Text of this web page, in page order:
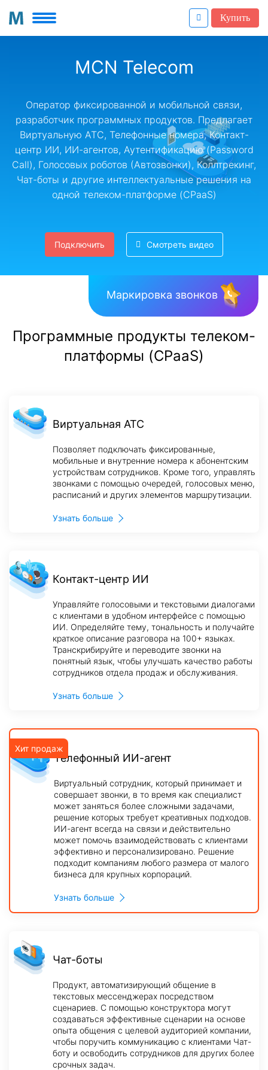
Купить
MCN Telecom
Оператор фиксированной и мобильной связи,
разработчик программных продуктов. Предлагает
Виртуальную АТС, Телефонные номера, Контакт-
центр ИИ, ИИ-агентов, Аутентификацию (Password
Call), Голосовых роботов (Автозвонки), Коллтрекинг,
Чат-боты и другие интеллектуальные решения на
одной телеком-платформе (CPaaS)
Подключить Смотреть видео
Маркировка звонков
Программные продукты телеком-
платформы (CPaaS)
Виртуальная АТС
Позволяет подключать фиксированные,
мобильные и внутренние номера к абонентским
устройствам сотрудников. Кроме того, управлять
звонками с помощью очередей, голосовых меню,
расписаний и других элементов маршрутизации.
Узнать больше
Контакт-центр ИИ
Управляйте голосовыми и текстовыми диалогами
с клиентами в удобном интерфейсе с помощью
ИИ. Определяйте тему, тональность и получайте
краткое описание разговора на 100+ языках.
Транскрибируйте и переводите звонки на
понятный язык, чтобы улучшать качество работы
сотрудников отдела продаж и обслуживания.
Узнать больше
Телефонный ИИ-агент
Виртуальный сотрудник, который принимает и
совершает звонки, в то время как специалист
может заняться более сложными задачами,
решение которых требует креативных подходов.
ИИ-агент всегда на связи и действительно
может помочь взаимодействовать с клиентами
эффективно и персонализировано. Решение
подходит компаниям любого размера от малого
бизнеса для крупных корпораций.
Узнать больше
Чат-боты
Продукт, автоматизирующий общение в
текстовых мессенджерах посредством
сценариев. С помощью конструктора могут
создаваться эффективные сценарии на основе
опыта общения с целевой аудиторией компании,
чтобы поручить коммуникацию с клиентами Чат-
боту и освободить сотрудников для других более
срочных задач.